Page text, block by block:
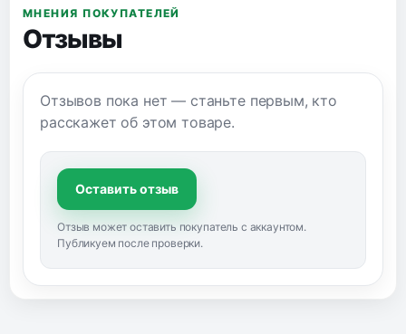
МНЕНИЯ ПОКУПАТЕЛЕЙ
Отзывы
Отзывов пока нет — станьте первым, кто
расскажет об этом товаре.
Оставить отзыв
Отзыв может оставить покупатель с аккаунтом.
Публикуем после проверки.